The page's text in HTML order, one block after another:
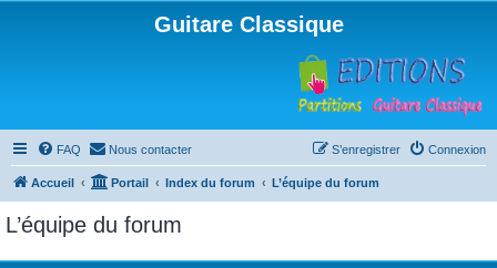
Guitare Classique
FAQ Nous contacter Connexion
S’enregistrer
Accueil Portail Index du forum L’équipe du forum
L’équipe du forum